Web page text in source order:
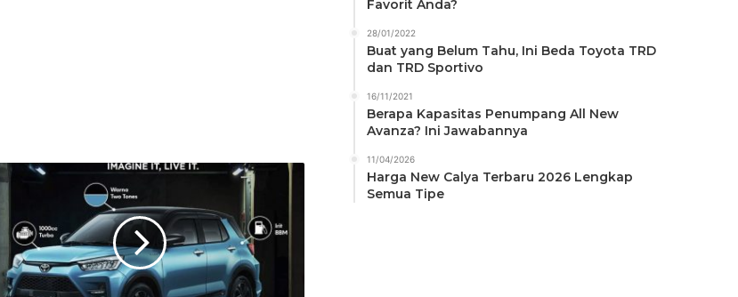
Favorit Anda?
28/01/2022
Buat yang Belum Tahu, Ini Beda Toyota TRD
dan TRD Sportivo
16/11/2021
Berapa Kapasitas Penumpang All New
Avanza? Ini Jawabannya
11/04/2026
Harga New Calya Terbaru 2026 Lengkap
Semua Tipe